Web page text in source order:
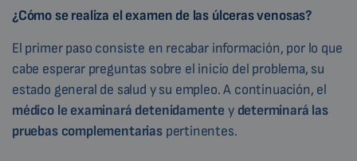
¿Cómo se realiza el examen de las úlceras venosas?
El primer paso consiste en recabar información, por lo que
cabe esperar preguntas sobre el inicio del problema, su
estado general de salud y su empleo. A continuación, el
médico le examinará detenidamentey determinará las
pruebas complementariaspertinentes.